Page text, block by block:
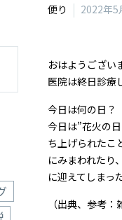
便り 2022年5
おはようござい
医院は終日診療
今日は何の日？
今日は”花火の
ち上げられたこ
にみまわれたり
に迎えてしまっ
（出典、参考：